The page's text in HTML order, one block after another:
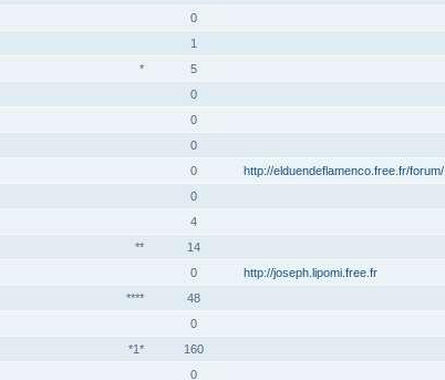
0
1
*
5
0
0
0
0 http://elduendeflamenco.free.fr/forum/
0
4
**
14
0 http://joseph.lipomi.free.fr
****
48
0
*1*
160
0